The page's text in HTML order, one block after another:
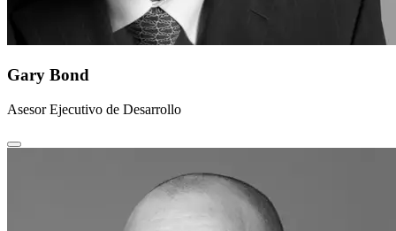
Gary Bond
Asesor Ejecutivo de Desarrollo